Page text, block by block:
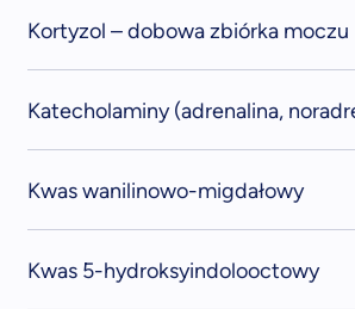
Kortyzol – dobowa zbiórka moczu
Katecholaminy (adrenalina,
Kwas wanilinowo-migdałowy
Kwas 5-hydroksyindolooctowy